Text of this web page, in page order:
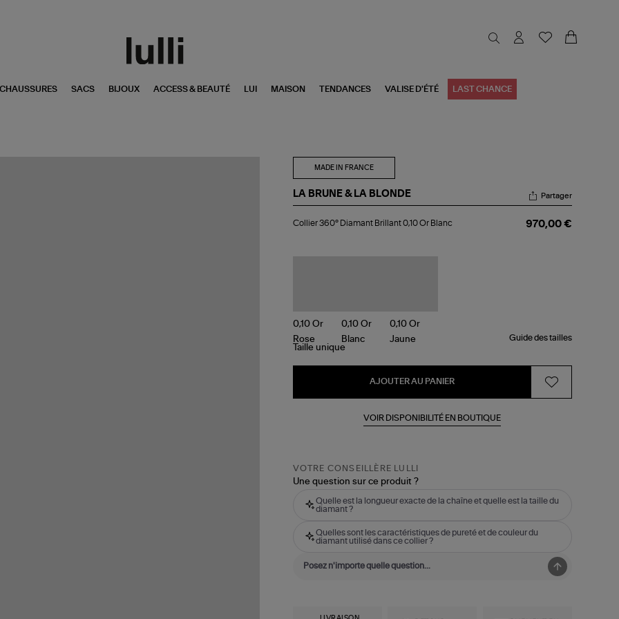
CHAUSSURES SACS BIJOUX ACCESS & BEAUTÉ LUI MAISON TENDANCES VALISE D'ÉTÉ LAST CHANCE
MADE IN FRANCE
LA BRUNE & LA BLONDE
360°
Partager
Collier 360° Diamant Brillant 0,10 Or Blanc 970,00 €
Guide des tailles
Taille unique
AJOUTER AU PANIER
VOIR DISPONIBILITÉ EN BOUTIQUE
VOTRE CONSEILLÈRE LULLI
Une question sur ce produit ?
Quelle est la longueur exacte de la chaîne et quelle est la taille du
diamant ?
Quelles sont les caractéristiques de pureté et de couleur du
diamant utilisé dans ce collier ?